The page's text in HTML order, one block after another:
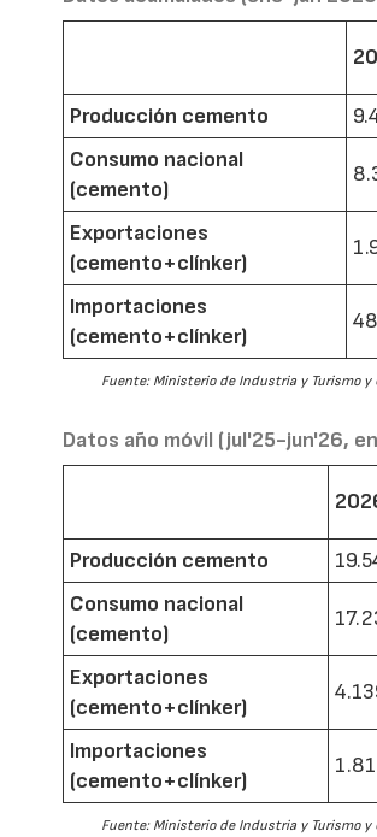
Producción cemento
Consumo nacional
(cemento)
Exportaciones
(cemento+clínker)
Importaciones
(cemento+clínker)
Fuente: Ministerio de Industria y Turismo y
Datos año móvil (jul'25-jun'26,
Producción cemento
Consumo nacional
(cemento)
Exportaciones
(cemento+clínker)
Importaciones
(cemento+clínker)
Fuente: Ministerio de Industria y Turismo y